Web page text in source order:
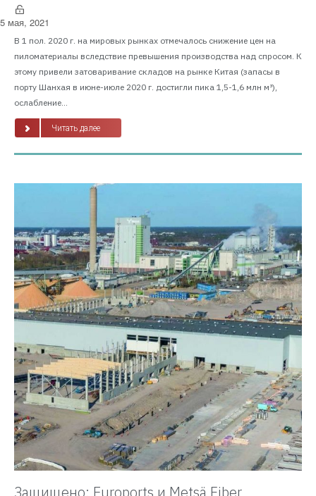
5 мая, 2021
В 1 пол. 2020 г. на мировых рынках отмечалось снижение цен на
пиломатериалы вследствие превышения производства над спросом. К
этому привели затоваривание складов на рынке Китая (запасы в
порту Шанхая в июне-июле 2020 г. достигли пика 1,5-1,6 млн м³),
ослабление...
Читать далее